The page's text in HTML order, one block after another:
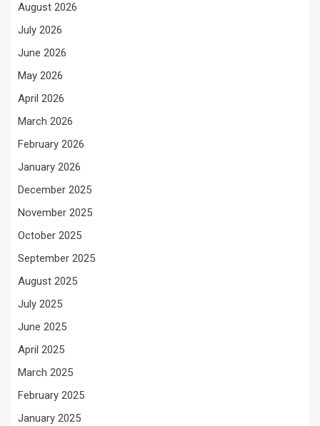
August 2026
July 2026
June 2026
May 2026
April 2026
March 2026
February 2026
January 2026
December 2025
November 2025
October 2025
September 2025
August 2025
July 2025
June 2025
April 2025
March 2025
February 2025
January 2025